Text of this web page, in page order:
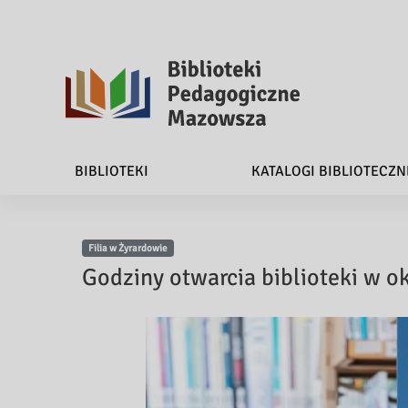
b
i
e
BIBLIOTEKI KATALOGI
Filia w Żyrardowie
Godziny otwarcia biblioteki w